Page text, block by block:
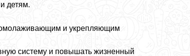
детям.
омолаживающим и укрепляющим
систему и повышать жизненный